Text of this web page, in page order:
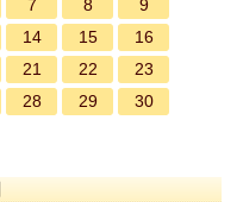
7 8
9
14 15
16
21 22
23
28 29
30